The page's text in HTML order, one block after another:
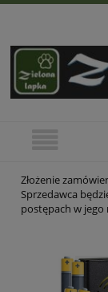
Złożenie
Sprzedawca
postępach w jego